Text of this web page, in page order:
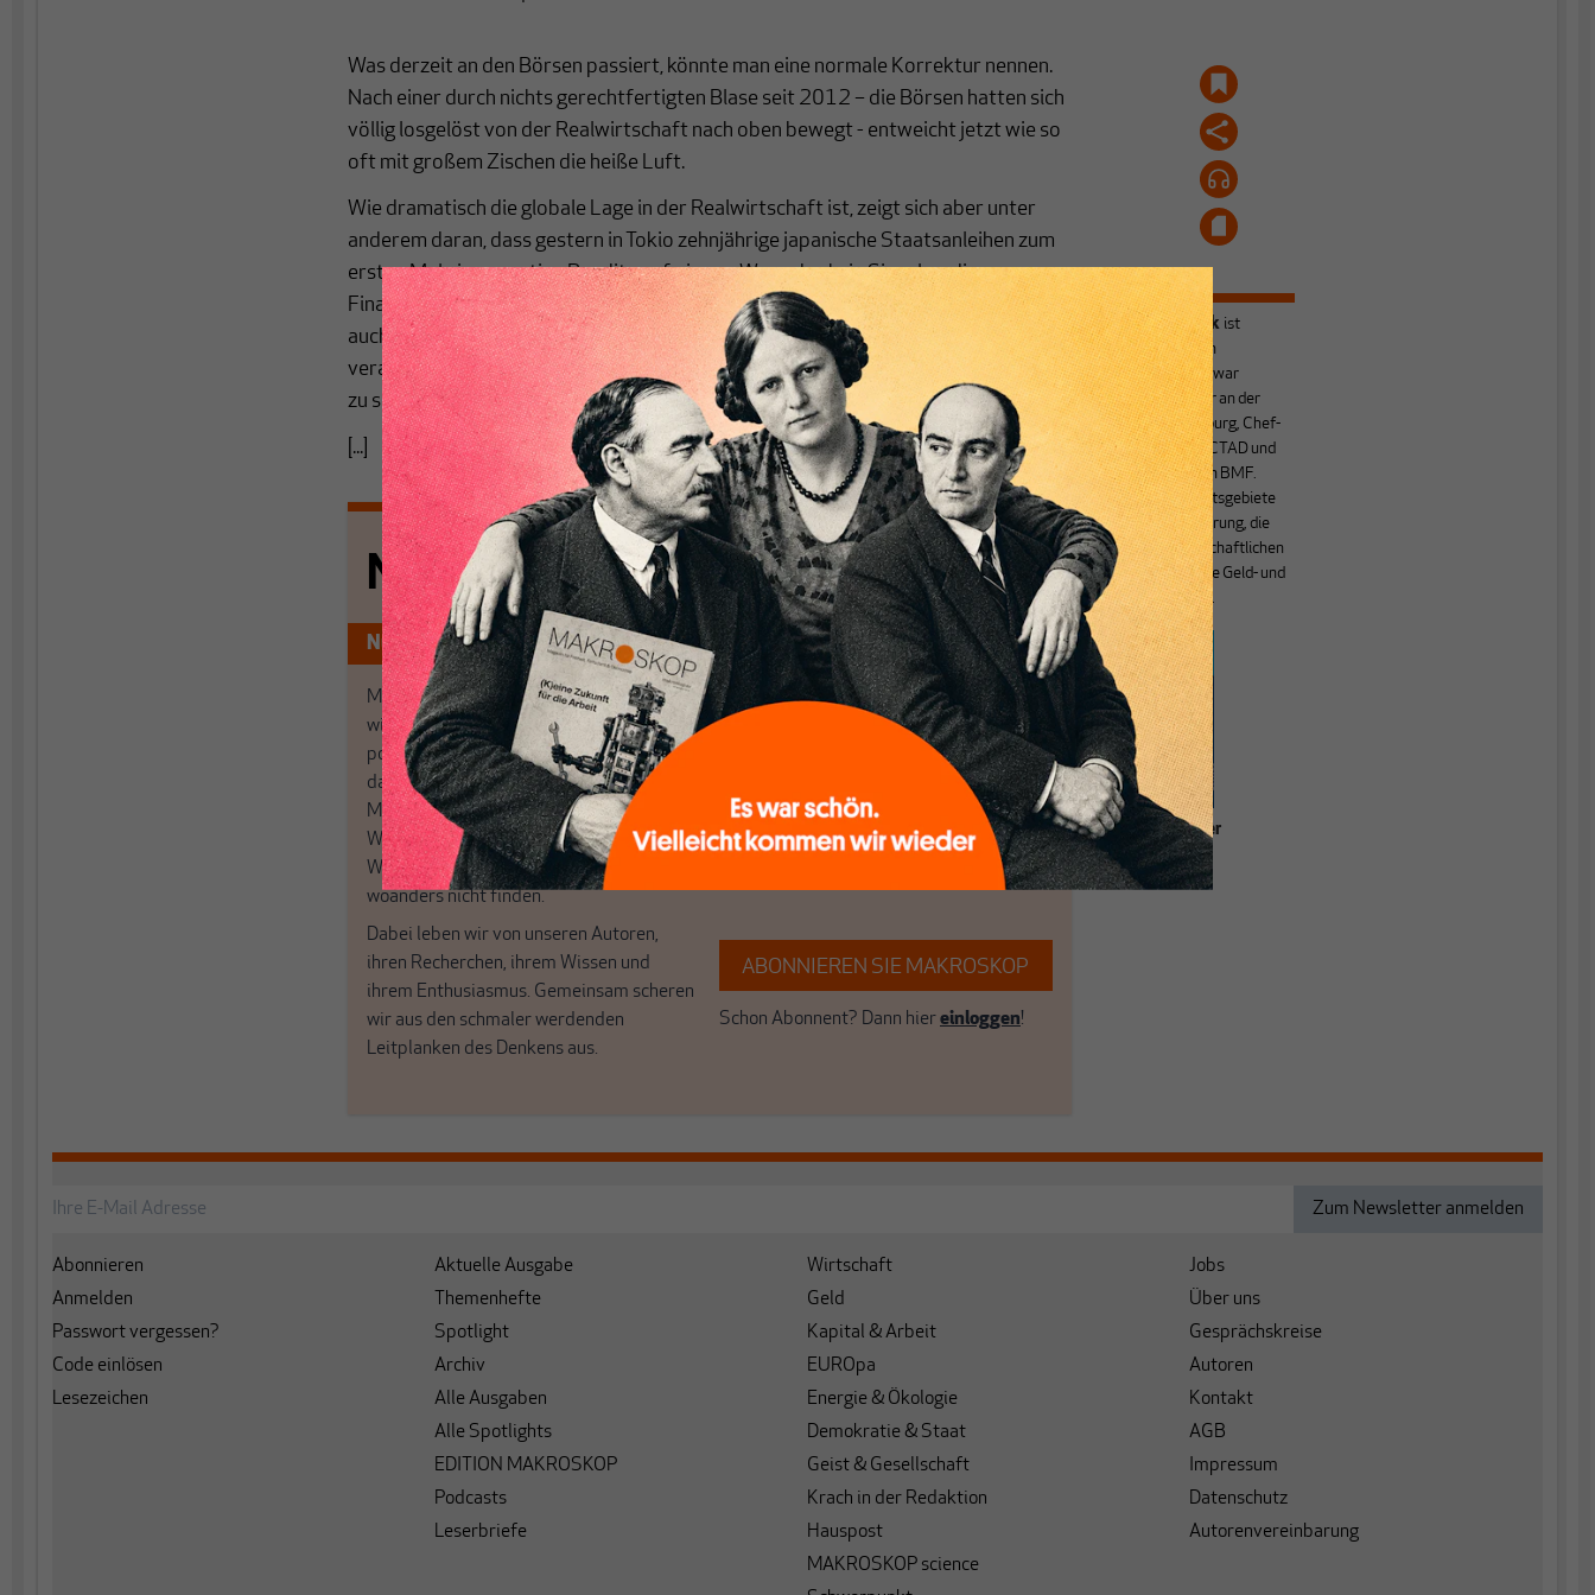
Was derzeit an den Börsen passiert, könnte man eine normale Korrektur nennen.
Nach einer durch nichts gerechtfertigten Blase seit 2012 – die Börsen hatten sich
völlig losgelöst von der Realwirtschaft nach oben bewegt - entweicht jetzt wie so
oft mit großem Zischen die heiße Luft.
Wie dramatisch die globale Lage in der Realwirtschaft ist, zeigt sich aber unter
anderem daran, dass gestern in Tokio zehnjährige japanische Staatsanleihen zum
ersten Mal eine negative Rendite aufwiesen. Wenn das kein Signal an die
Finanzpolitiker dieser Welt ist, dann gibt es keines mehr. Wer jetzt noch spart oder
auch nur über Sparen redet, ist ein Narr. Und es werden diese Narren sein, die man
verantwortlich machen muss für die Katastrophe, auf die die globale Wirtschaft
zu schlittert.
[...]
Nichts schreibt sich von allein!
Nur für Abonnenten
MAKROSKOP analysiert
wirtschaftspolitische Themen aus einer
postkeynesianischen Perspektive und ist
damit in Deutschland einzigartig.
MAKROSKOP steht für das große Ganze.
Wir haben einen Blick auf Geld,
Wirtschaft und Politik, den Sie so
woanders nicht finden.
Dabei leben wir von unseren Autoren,
ihren Recherchen, ihrem Wissen und
ihrem Enthusiasmus. Gemeinsam scheren
wir aus den schmaler werdenden
Leitplanken des Denkens aus.
Wir verlassen die journalistische
Filterblase, in der sich viele eingerichtet
haben. Wir öffnen Fenster und bringen
frische Luft in die engen und verstaubten
Debattenräume.
Brauchen Sie auch frische Luft? Dann
ABONNIEREN SIE MAKROSKOP
Schon Abonnent? Dann hiereinloggen!
Heiner Flassbeck ist
Mitbegründer von
MAKROSKOP.Er war
Honorarprofessor an der
Universität Hamburg, Chef-
Volkswirt der UNCTAD und
Staatssekretär im BMF.
Seine Hauptarbeitsgebiete
sind die Globalisierung, die
Theorie der wirtschaftlichen
Entwicklung sowie Geld- und
Währungstheorie.
Grundlagen einer
relevanten
Ökonomik
Abonnieren
Anmelden
Passwort vergessen?
Code einlösen
Lesezeichen
Aktuelle Ausgabe
Themenhefte
Spotlight
Archiv
Alle Ausgaben
Alle Spotlights
EDITION MAKROSKOP
Podcasts
Leserbriefe
Wirtschaft
Geld
Kapital & Arbeit
EUROpa
Energie & Ökologie
Demokratie & Staat
Geist & Gesellschaft
Krach in der Redaktion
Hauspost
MAKROSKOP science
Jobs
Über uns
Gesprächskreise
Autoren
Kontakt
AGB
Impressum
Datenschutz
Autorenvereinbarung